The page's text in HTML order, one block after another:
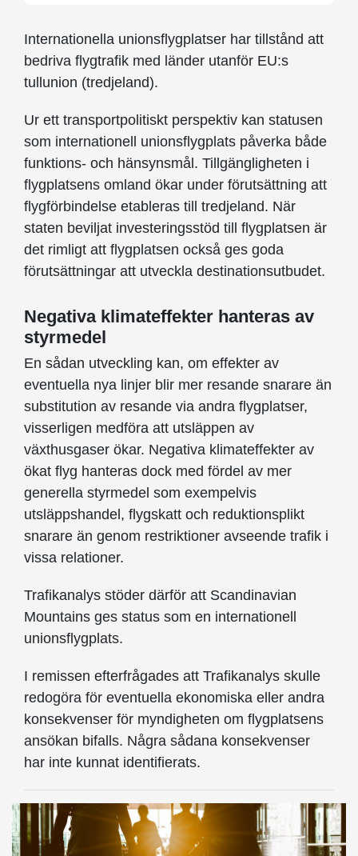
Internationella unionsflygplatser har tillstånd att
bedriva flygtrafik med länder utanför EU:s
tullunion (tredjeland).
Ur ett transportpolitiskt perspektiv kan statusen
som internationell unionsflygplats påverka både
funktions- och hänsynsmål. Tillgängligheten i
flygplatsens omland ökar under förutsättning att
flygförbindelse etableras till tredjeland. När
staten beviljat investeringsstöd till flygplatsen är
det rimligt att flygplatsen också ges goda
förutsättningar att utveckla destinationsutbudet.
Negativa klimateffekter hanteras av
styrmedel
En sådan utveckling kan, om effekter av
eventuella nya linjer blir mer resande snarare än
substitution av resande via andra flygplatser,
visserligen medföra att utsläppen av
växthusgaser ökar. Negativa klimateffekter av
ökat flyg hanteras dock med fördel av mer
generella styrmedel som exempelvis
utsläppshandel, flygskatt och reduktionsplikt
snarare än genom restriktioner avseende trafik i
vissa relationer.
Trafikanalys stöder därför att Scandinavian
Mountains ges status som en internationell
unionsflygplats.
I remissen efterfrågades att Trafikanalys skulle
redogöra för eventuella ekonomiska eller andra
konsekvenser för myndigheten om flygplatsens
ansökan bifalls. Några sådana konsekvenser
har inte kunnat identifierats.